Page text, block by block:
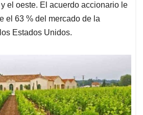
el oeste. El acuerdo accionario le
el 63 % del mercado de la
Estados Unidos.